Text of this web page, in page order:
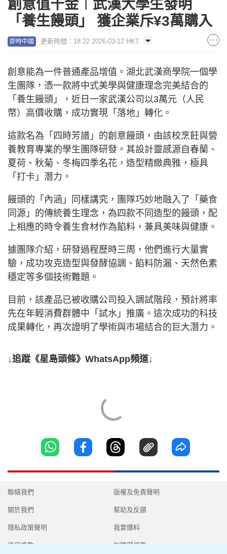
創意值千金︱武漢大學生發明
「養生饅頭」 獲企業斥¥3萬購入
即時中國 更新時間：18:22 2026-03-12 HKT
創意能為一件普通產品增值。湖北武漢商學院一個學
生團隊，憑一款將中式美學與健康理念完美結合的
「養生饅頭」，近日一家武漢公司以3萬元（人民
幣）高價收購，成功實現「落地」轉化。
這款名為「四時芳譜」的創意饅頭，由該校烹飪與營
養教育專業的學生團隊研發。其設計靈感源自春蘭、
夏荷、秋菊、冬梅四季名花，造型精緻典雅，極具
「打卡」潛力。
饅頭的「內涵」同樣講究，團隊巧妙地融入了「藥食
同源」的傳統養生理念，為四款不同造型的饅頭，配
上相應的時令養生食材作為餡料，兼具美味與健康。
據團隊介紹，研發過程歷時三周，他們進行大量實
驗，成功攻克造型與發酵協調、餡料防漏、天然色素
穩定等多個技術難題。
目前，該產品已被收購公司投入調試階段，預計將率
先在年輕消費群體中「試水」推廣。這次成功的科技
成果轉化，再次證明了學術與市場結合的巨大潛力。
↓追蹤《星島頭條》WhatsApp頻道↓
聯絡我們
關於我們
隱私政策聲明
使用條款
版權及免責聲明
幫助及反饋
我要爆料
無障礙網頁